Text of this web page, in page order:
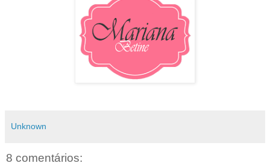
Unknown
8 comentários: